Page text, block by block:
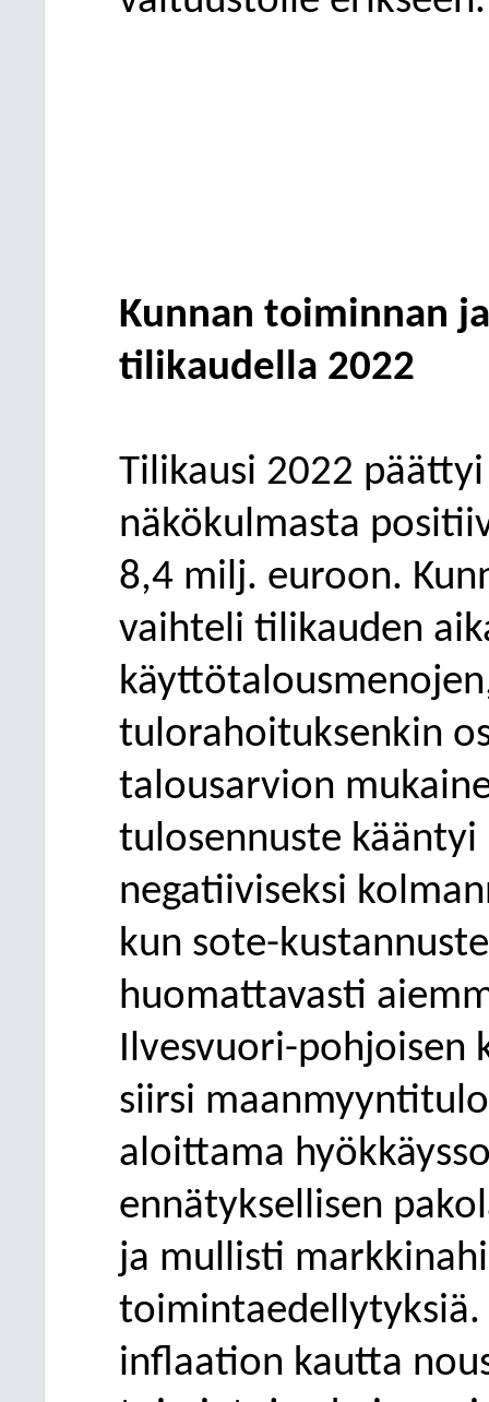
Kunnan toiminnan
tilikaudella 2022
Tilikausi 2022
näkökulmasta
8,4 milj. euroon.
vaihteli tilikauden
tulorahoituksenkin
talousarvion
tulosennuste
negatiiviseksi
kun sote-
huomattavasti
Ilvesvuori-pohjoisen
siirsi
aloittama
ennätyksellisen
ja mullisti
inflaation kautta